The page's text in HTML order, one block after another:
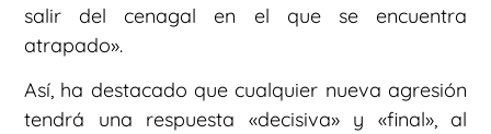
salir del cenagal en el que se encuentra
atrapado».
Así, ha destacado que cualquier nueva agresión
tendrá una respuesta «decisiva» y «final», al